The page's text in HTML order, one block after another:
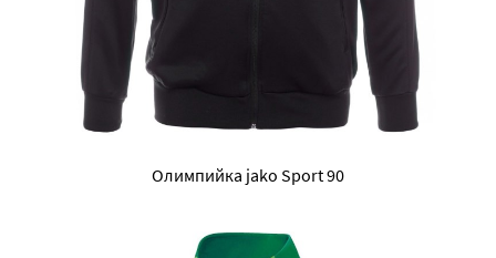
Олимпийка jako Sport 90